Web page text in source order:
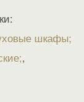
шкафы
,